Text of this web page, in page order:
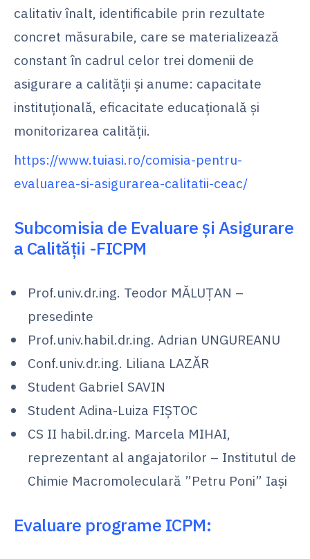
calitativ înalt, identificabile prin rezultate
concret măsurabile, care se materializează
constant în cadrul celor trei domenii de
asigurare a calităţii şi anume: capacitate
instituțională, eficacitate educațională și
monitorizarea calității.
https://www.tuiasi.ro/comisia-pentru-
evaluarea-si-asigurarea-calitatii-ceac/
Subcomisia de Evaluare şi Asigurare
a Calităţii -FICPM
Prof.univ.dr.ing. Teodor MĂLUȚAN –
presedinte
Prof.univ.habil.dr.ing. Adrian UNGUREANU
Conf.univ.dr.ing. Liliana LAZĂR
Student Gabriel SAVIN
Student Adina-Luiza FIȘTOC
CS II habil.dr.ing. Marcela MIHAI,
reprezentant al angajatorilor – Institutul de
Chimie Macromoleculară ”Petru Poni” Iași
Evaluare programe ICPM: